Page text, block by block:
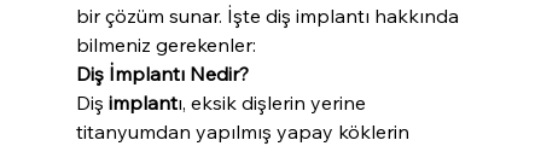
bir çözüm sunar. İşte diş implantı hakkında
bilmeniz gerekenler:
Diş İmplantı Nedir?
Diş implantı, eksik dişlerin yerine
titanyumdan yapılmış yapay köklerin